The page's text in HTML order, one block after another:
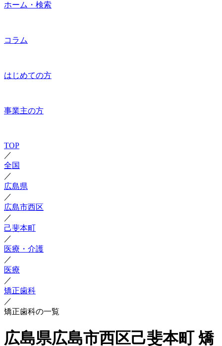
ホーム・検索
コラム
はじめての方
事業主の方
TOP
／
全国
／
広島県
／
広島市西区
／
己斐本町
／
医療・介護
／
医療
／
矯正歯科
／
矯正歯科の一覧
広島県広島市西区己斐本町 矯